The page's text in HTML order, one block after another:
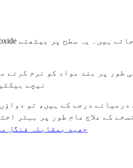
نیچے
درجے کے ہیں، تو
کے علاج عام طور پر بہتر
چھید بمقابلہ فنگل